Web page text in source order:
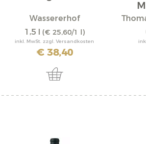
Wassererhof
1,5 l (€ 25,60/1 l)
inkl. MwSt. zzgl. Versandkosten
€ 38,40